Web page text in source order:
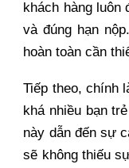
khách hàng luôn
và đúng hạn
hoàn toàn cần
Tiếp theo, chính
khá nhiều bạn
này dẫn đến sự
sẽ không thiếu